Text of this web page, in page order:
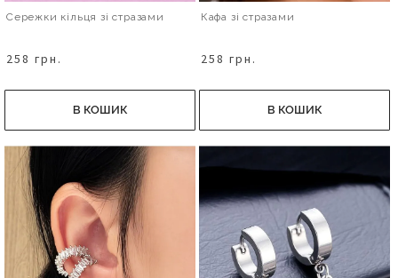
Сережки кільця зі стразами
258 грн.
В КОШИК
Кафа зі стразами
258 грн.
В КОШИК